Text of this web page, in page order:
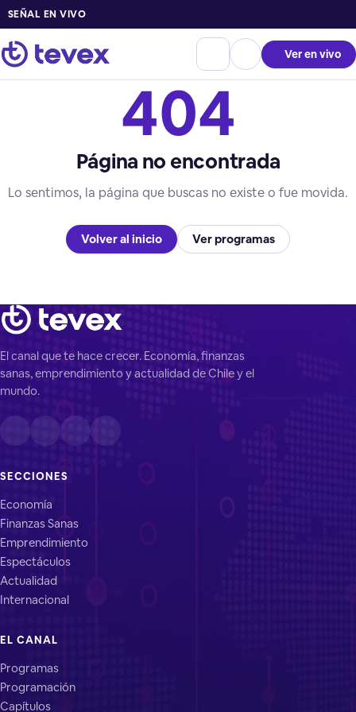
SEÑAL EN VIVO
Ver en vivo
404
Página no encontrada
Lo sentimos, la página que buscas no existe o fue movida.
Volver al inicio Ver programas
El canal que te hace crecer. Economía, finanzas
sanas, emprendimiento y actualidad de Chile y el
mundo.
SECCIONES
Economía
Finanzas Sanas
Emprendimiento
Espectáculos
Actualidad
Internacional
EL CANAL
Programas
Programación
Capítulos